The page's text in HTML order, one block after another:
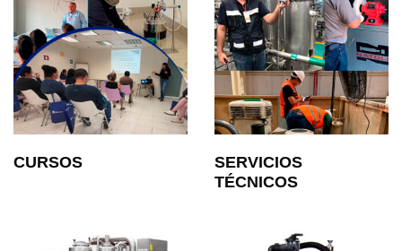
CURSOS
SERVICIOS
TÉCNICOS